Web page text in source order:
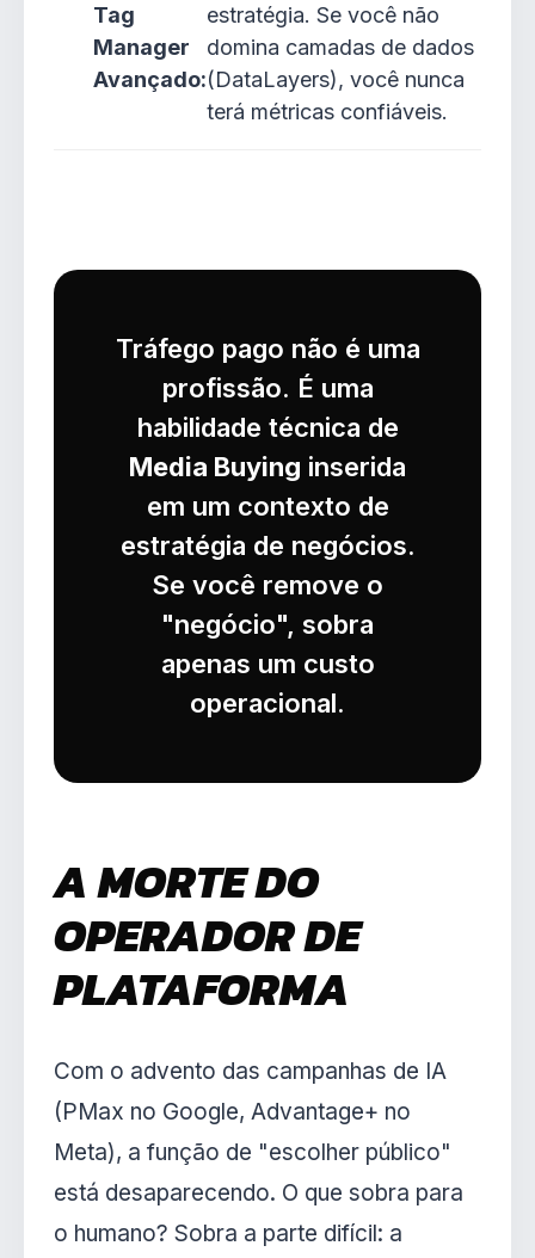
Tag
Manager
Avançado:
estratégia. Se você não
domina camadas de dados
(DataLayers), você nunca
terá métricas confiáveis.
Tráfego pago não é uma
profissão. É uma
habilidade técnica de
Media Buying inserida
em um contexto de
estratégia de negócios.
Se você remove o
"negócio", sobra
apenas um custo
operacional.
A MORTE DO
OPERADOR DE
PLATAFORMA
Com o advento das campanhas de IA
(PMax no Google, Advantage+ no
Meta), a função de "escolher público"
está desaparecendo. O que sobra para
o humano? Sobra a parte difícil: a